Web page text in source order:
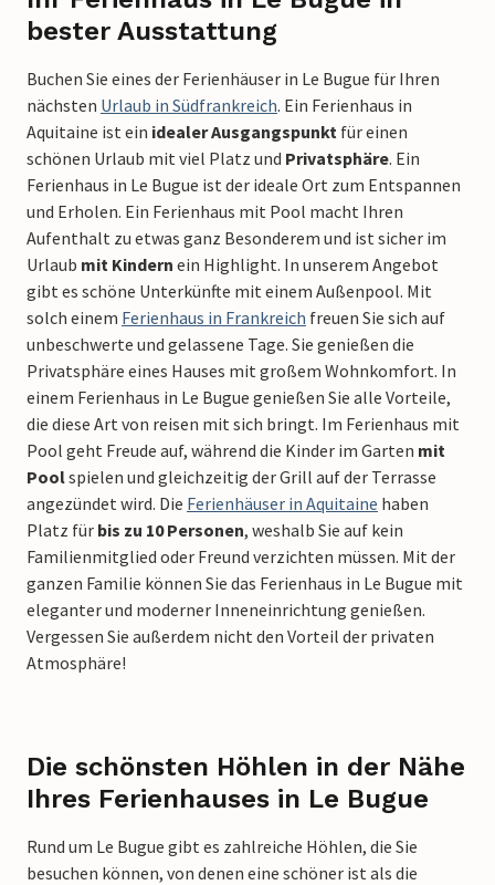
bester Ausstattung
Buchen Sie eines der Ferienhäuser in Le Bugue für Ihren
nächsten Urlaub in Südfrankreich. Ein Ferienhaus in
Aquitaine ist ein idealer Ausgangspunkt für einen
schönen Urlaub mit viel Platz und Privatsphäre. Ein
Ferienhaus in Le Bugue ist der ideale Ort zum Entspannen
und Erholen. Ein Ferienhaus mit Pool macht Ihren
Aufenthalt zu etwas ganz Besonderem und ist sicher im
Urlaub mit Kindern ein Highlight. In unserem Angebot
gibt es schöne Unterkünfte mit einem Außenpool. Mit
solch einem Ferienhaus in Frankreich freuen Sie sich auf
unbeschwerte und gelassene Tage. Sie genießen die
Privatsphäre eines Hauses mit großem Wohnkomfort. In
einem Ferienhaus in Le Bugue genießen Sie alle Vorteile,
die diese Art von reisen mit sich bringt. Im Ferienhaus mit
Pool geht Freude auf, während die Kinder im Garten mit
Poolspielen und gleichzeitig der Grill auf der Terrasse
angezündet wird. Die Ferienhäuser in Aquitaine haben
Platz für bis zu 10 Personen, weshalb Sie auf kein
Familienmitglied oder Freund verzichten müssen. Mit der
ganzen Familie können Sie das Ferienhaus in Le Bugue mit
eleganter und moderner Inneneinrichtung genießen.
Vergessen Sie außerdem nicht den Vorteil der privaten
Atmosphäre!
Die schönsten Höhlen in der Nähe
Ihres Ferienhauses in Le Bugue
Rund um Le Bugue gibt es zahlreiche Höhlen, die Sie
besuchen können, von denen eine schöner ist als die